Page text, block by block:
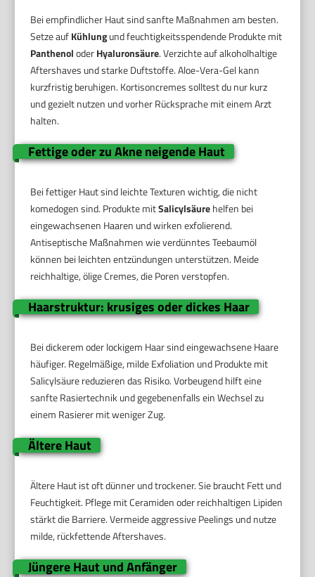
Bei empfindlicher Haut sind sanfte Maßnahmen am besten.
Setze aufKühlungund feuchtigkeitsspendende Produkte mit
PanthenoloderHyaluronsäure. Verzichte auf alkoholhaltige
Aftershaves und starke Duftstoffe. Aloe-Vera-Gel kann
kurzfristig beruhigen. Kortisoncremes solltest du nur kurz
und gezielt nutzen und vorher Rücksprache mit einem Arzt
halten.
Fettige oder zu Akne neigende Haut
Bei fettiger Haut sind leichte Texturen wichtig, die nicht
komedogen sind. Produkte mitSalicylsäurehelfen bei
eingewachsenen Haaren und wirken exfolierend.
Antiseptische Maßnahmen wie verdünntes Teebaumöl
können bei leichten entzündungen unterstützen. Meide
reichhaltige, ölige Cremes, die Poren verstopfen.
Haarstruktur: krusiges oder dickes Haar
Bei dickerem oder lockigem Haar sind eingewachsene Haare
häufiger. Regelmäßige, milde Exfoliation und Produkte mit
Salicylsäure reduzieren das Risiko. Vorbeugend hilft eine
sanfte Rasiertechnik und gegebenenfalls ein Wechsel zu
einem Rasierer mit weniger Zug.
Ältere Haut
Ältere Haut ist oft dünner und trockener. Sie braucht Fett und
Feuchtigkeit. Pflege mit Ceramiden oder reichhaltigen Lipiden
stärkt die Barriere. Vermeide aggressive Peelings und nutze
milde, rückfettende Aftershaves.
Jüngere Haut und Anfänger